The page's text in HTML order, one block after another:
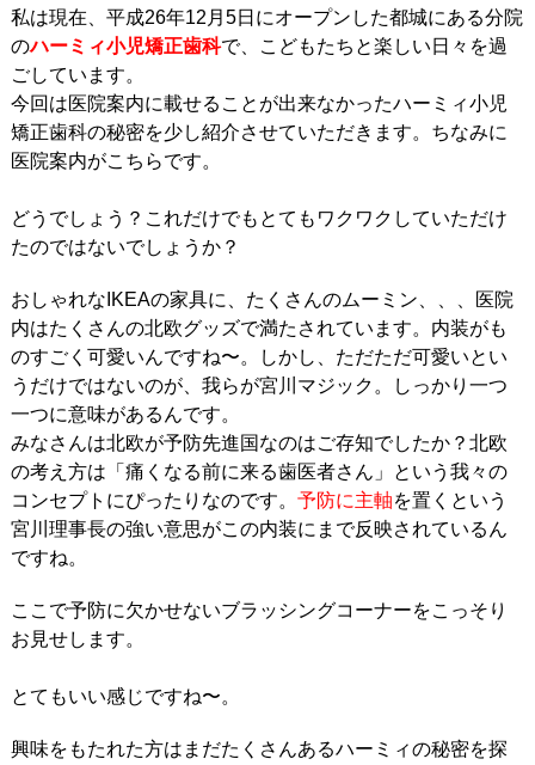
私は現在、平成26年12月5日にオープンした都城にある分院
のハーミィ小児矯正歯科で、こどもたちと楽しい日々を過
ごしています。
今回は医院案内に載せることが出来なかったハーミィ小児
矯正歯科の秘密を少し紹介させていただきます。ちなみに
医院案内がこちらです。
どうでしょう？これだけでもとてもワクワクしていただけ
たのではないでしょうか？
おしゃれなIKEAの家具に、たくさんのムーミン、、、医院
内はたくさんの北欧グッズで満たされています。内装がも
のすごく可愛いんですね〜。しかし、ただただ可愛いとい
うだけではないのが、我らが宮川マジック。しっかり一つ
一つに意味があるんです。
みなさんは北欧が予防先進国なのはご存知でしたか？北欧
の考え方は「痛くなる前に来る歯医者さん」という我々の
コンセプトにぴったりなのです。 予防に主軸を置くという
宮川理事長の強い意思がこの内装にまで反映されているん
ですね。
ここで予防に欠かせないブラッシングコーナーをこっそり
お見せします。
とてもいい感じですね〜。
興味をもたれた方はまだたくさんあるハーミィの秘密を探